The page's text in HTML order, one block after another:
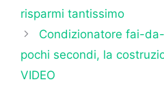
risparmi tantissimo
Condizionatore fai-
pochi secondi, la
VIDEO